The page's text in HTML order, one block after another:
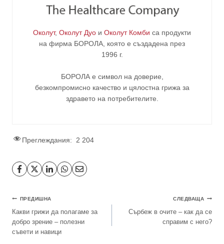
Околут, Околут Дуо и Околут Комби са продукти
на фирма БОРОЛА , която е създадена през
1996 г.
БОРОЛА е символ на доверие,
безкомпромисно качество и цялостна грижа за
здравето на потребителите
Преглеждания: 2 204
ПРЕДИШНА
Какви грижи да полагаме за
добро зрение – полезни
съвети и навици
СЛЕДВАЩА
Сърбеж в очите – как да се
справим с него?